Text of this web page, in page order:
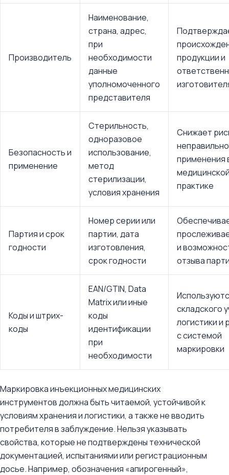
Производитель
Наименование,
страна, адрес,
при
необходимости
данные
уполномоченного
представителя
продукции и
Безопасность и
применение
Стерильность,
одноразовое
использование,
метод
стерилизации,
условия хранения
Снижает
применения
практике
Партия и срок
годности
Номер серии или
партии, дата
изготовления,
срок годности
и
отзыва
Коды и штрих-
коды
EAN/GTIN, Data
Matrix или иные
коды
идентификации
при
необходимости
складского
логистики и
с системой
маркировки
Маркировка инъекционных медицинских
инструментов должна быть читаемой, устойчивой к
условиям хранения и логистики, а также не вводить
потребителя в заблуждение. Нельзя указывать
свойства, которые не подтверждены технической
документацией, испытаниями или регистрационным
досье. Например, обозначения «апирогенный»,